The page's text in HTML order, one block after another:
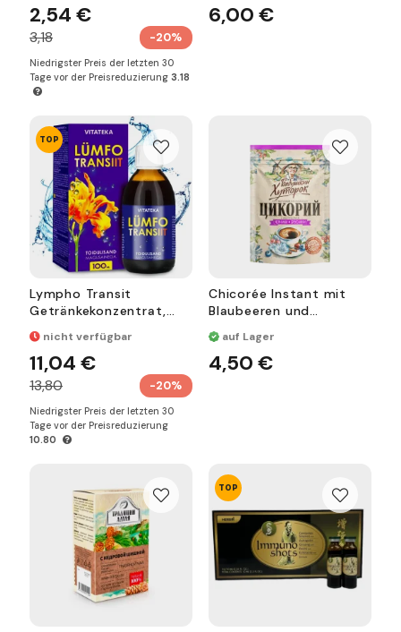
2,54 €
3,18 -20%
Niedrigster Preis der letzten 30
Tage vor der Preisreduzierung 3.18
6,00 €
TOP
Lympho Transit
Getränkekonzentrat,
100 ml,
Nahrungsergänzungsmit
tel
nicht verfügbar
11,04 €
13,80 -20%
Niedrigster Preis der letzten 30
Tage vor der Preisreduzierung
10.80
Chicorée Instant mit
Blaubeeren und
Preiselbeeren 100 g
auf Lager
4,50 €
TOP